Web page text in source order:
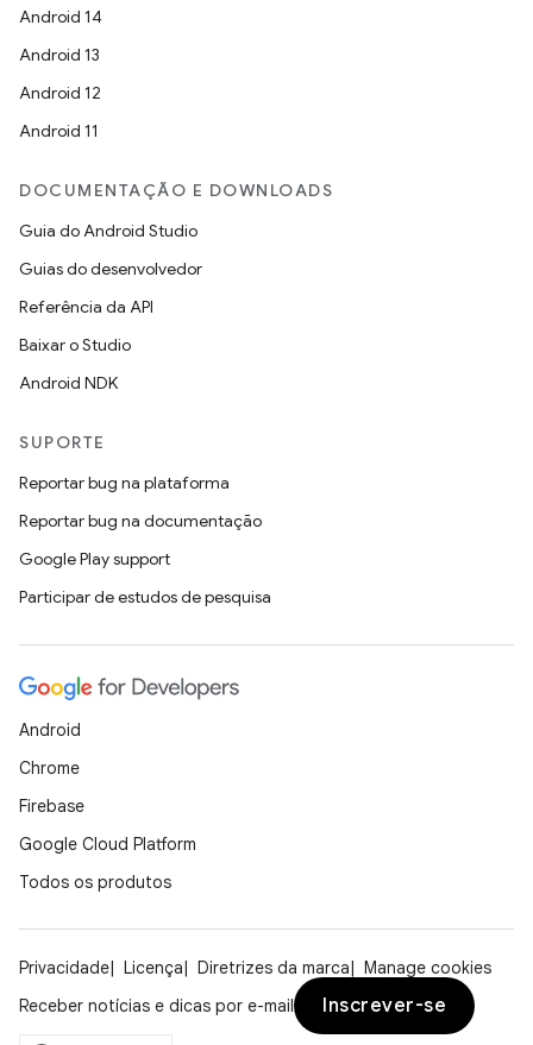
Android 14
Android 13
Android 12
Android 11
DOCUMENTAÇÃO E DOWNLOADS
Guia do Android Studio
Guias do desenvolvedor
Referência da API
Baixar o Studio
Android NDK
SUPORTE
Reportar bug na plataforma
Reportar bug na documentação
Google Play support
Participar de estudos de pesquisa
Android
Chrome
Firebase
Google Cloud Platform
Todos os produtos
Privacidade Licença Diretrizes da marca
Manage cookies
Receber notícias e dicas por e-mail
Inscrever-se